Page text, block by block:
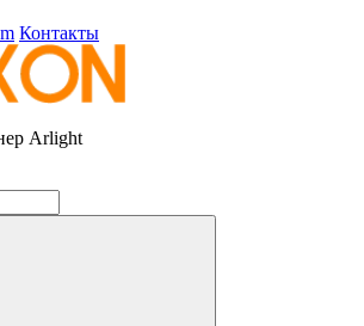
Контакты
Arlight